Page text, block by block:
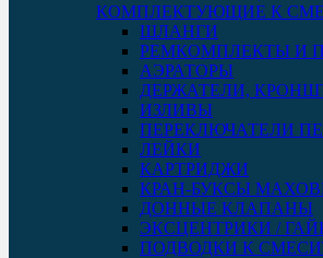
КОМПЛЕКТУЮЩИЕ К
ШЛАНГИ
РЕМКОМПЛЕКТЫ И
АЭРАТОРЫ
ДЕРЖАТЕЛИ,
ИЗЛИВЫ
ПЕРЕКЛЮЧАТЕЛИ
ЛЕЙКИ
КАРТРИДЖИ
КРАН-БУКСЫ
ДОННЫЕ КЛАПАНЫ
ЭКСЦЕНТРИКИ /
ПОДВОДКИ К